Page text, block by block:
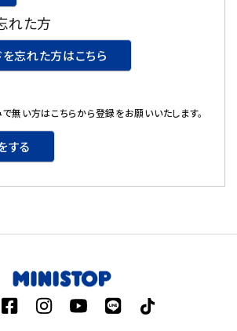
れた方
を忘れた方はこちら
無い方はこちらから登録をお願いいたします。
する